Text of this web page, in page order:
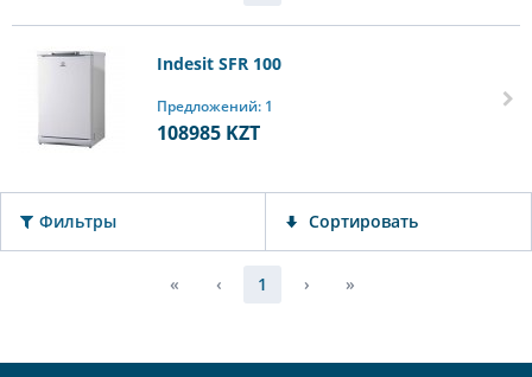
Indesit SFR 100
Предложений: 1
108985 KZT
Фильтры Сортировать
« ‹ 1 › »